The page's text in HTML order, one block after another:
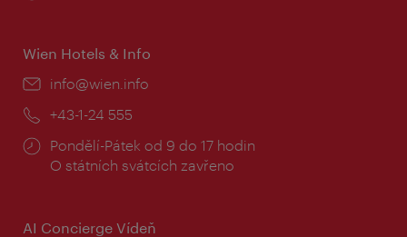
Wien Hotels & Info
E-
info@wien.info
Telefon:
+43-1-24 555
Provozní
doba:
Pondělí-Pátek od 9 do 17 hodin
O státních svátcích zavřeno
AI Concierge Vídeň